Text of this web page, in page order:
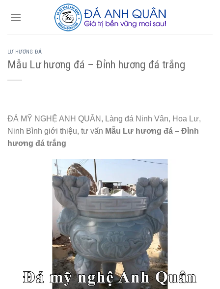
LƯ HƯƠNG ĐÁ
Mẫu Lư hương đá – Đỉnh hương đá trắng
ĐÁ MỸ NGHỆ ANH QUÂN, Làng đá Ninh Vân, Hoa Lư,
Ninh Bình giới thiệu, tư vấn Mẫu Lư hương đá – Đỉnh
hương đá trắng